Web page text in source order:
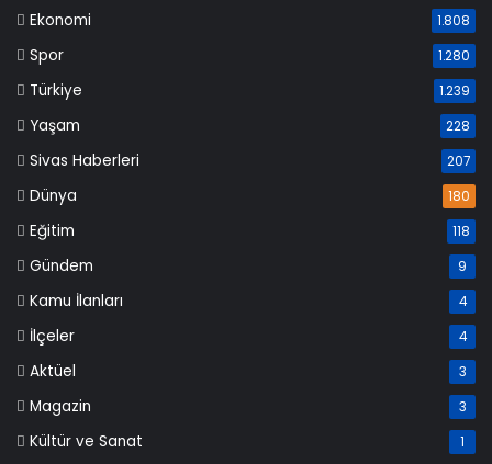
Ekonomi 1.808
Spor 1.280
Türkiye 1.239
Yaşam 228
Sivas Haberleri 207
Dünya 180
Eğitim 118
Gündem 9
Kamu İlanları 4
İlçeler 4
Aktüel 3
Magazin 3
Kültür ve Sanat 1